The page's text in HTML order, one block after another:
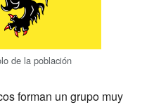
de la población
forman un grupo muy